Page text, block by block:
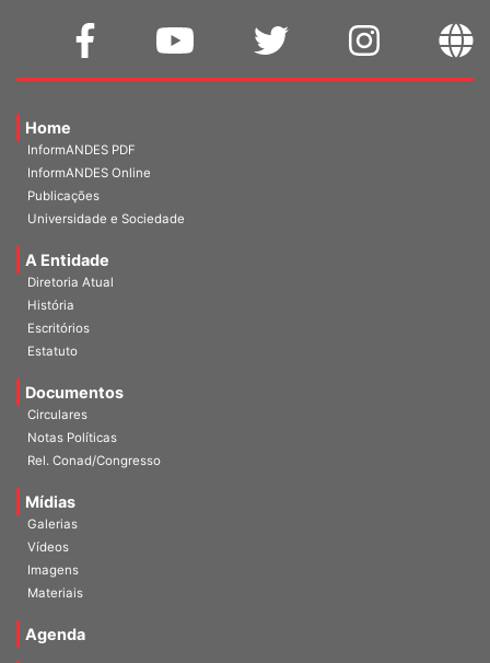
Home
InformANDES PDF
InformANDES Online
Publicações
Universidade e Sociedade
A Entidade
Diretoria Atual
História
Escritórios
Estatuto
Documentos
Circulares
Notas Políticas
Rel. Conad/Congresso
Mídias
Galerias
Vídeos
Imagens
Materiais
Agenda